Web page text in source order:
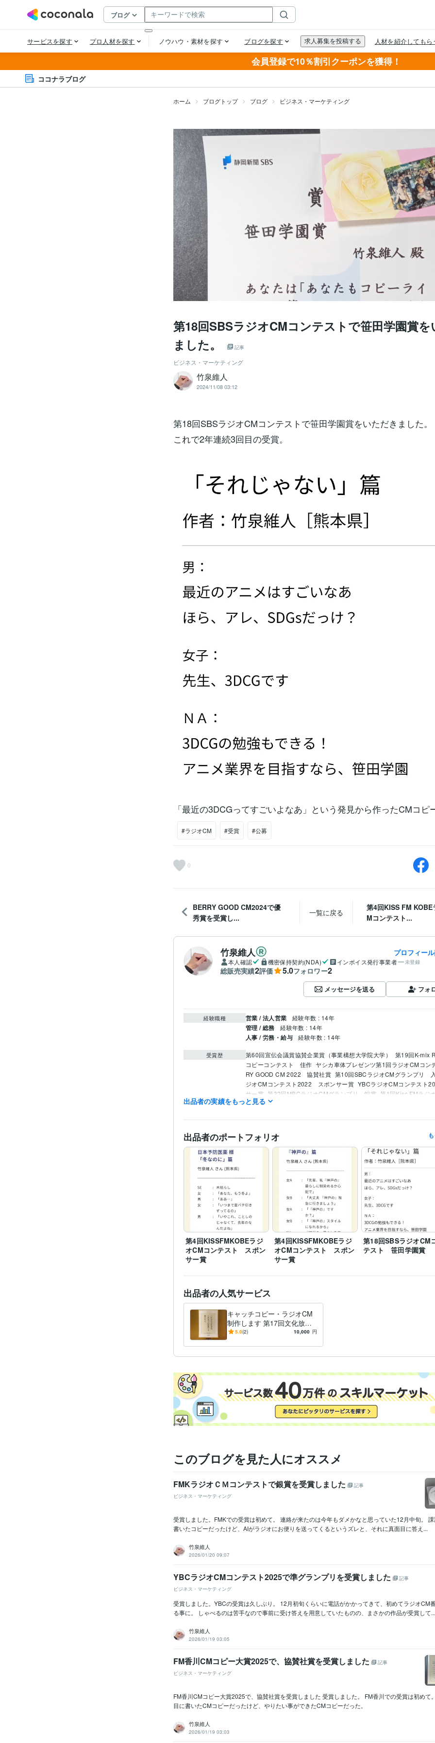
会員登録で10％割引クーポンを獲得！
ココナラブログ
ホーム ブログトップ ブログ ビジネス・マーケティング
第18回SBSラジオCMコンテストで笹田学園賞を
ました。
記事
ビジネス・マーケティング
竹泉維人
2024/11/08 03:12
第18回SBSラジオCMコンテストで笹田学園賞をいただきました。
これで2年連続3回目の受賞。
「最近の3DCGってすごいよなあ」という発見から作ったCMコピ
#ラジオCM #受賞 #公募
0
BERRY GOOD CM2024で優
秀賞を受賞し...
一覧に戻る
第4回KISS FM KOBE
Mコンテスト...
竹泉維人 プロフィー
本人確認 機密保持契約(NDA) インボイス発行事業者 未登録
総販売実績2評価 5.0フォロワー2
メッセージを送る フォ
経験職種 営業 / 法人営業 経験年数 : 14年
管理 / 総務 経験年数 : 14年
人事 / 労務・給与 経験年数 : 14年
受賞歴 第60回宣伝会議賞協賛企業賞（事業構想大学院大学）
第19回K-mix
コピーコンテスト　佳作 ヤシカ車体プレゼンツ第1回ラジオCMコン
RY GOOD CM 2022　協賛社賞 第10回SBCラジオCMグランプリ　
ジオCMコンテスト2022　スポンサー賞 YBCラジオCMコンテスト
サー賞 第32回MBCラジオCMグランプリ　銅賞 第1回Kiss FMラジ
スト　スポンサー賞
ル　優秀賞 第6回大人の読書感想文コンクール　優秀賞・特別賞 指
コピー　優秀賞
7回ラジオCMコンテスト　優秀賞
20回K-mix RADIO CM コピーコンテスト　佳作 第12回SBCラジオ
リ　入選・協賛社賞
資格・検定 日商簿記検定1級 取得年 : 2017年
得意分野 ライティング・翻訳 広告コピー・ラジオCM
広告
学習指導・資格・キャリア相談 読書感想文
読書 添削 校正
学歴 熊本大学 2006年3月 ~ 2010年2月
出品者の実績をもっと見る
出品者のポートフォリオ
第4回KISSFMKOBEラジ
オCMコンテスト スポン
サー賞
第4回KISSFMKOBEラジ
オCMコンテスト スポン
サー賞
第18回SBSラジオCM
テスト 笹田学園賞
出品者の人気サービス
キャッチコピー・ラジオCM
制作します 第17回文化放送
ラジオCMコンテスト等受賞
5.0(2) 10,000 円
このブログを見た人にオススメ
FMKラジオＣＭコンテストで銀賞を受賞しました
記事
ビジネス・マーケティング
受賞しました。FMKでの受賞は初めて。 連絡が来たのは今年もダメかなと思っていた12月中旬。
書いたコピーだったけど、AIがラジオにお便りを送ってくるというズレと、それに真面目に答え...
竹泉維人
2026/01/20 09:07
YBCラジオCMコンテスト2025で準グランプリを受賞しました
記事
ビジネス・マーケティング
受賞しました。YBCの受賞は久しぶり。 12月初旬くらいに電話がかかってきて、初めてラジオCM
る事に。 しゃべるのは苦手なので事前に受け答えを用意していたものの、まさかの作品が受賞して...
竹泉維人
2026/01/19 03:05
FM香川CMコピー大賞2025で、協賛社賞を受賞しました
記事
ビジネス・マーケティング
FM香川CMコピー大賞2025で、協賛社賞を受賞しました 受賞しました。 FM香川での受賞は初めて
目に書いたCMコピーだったけど、やりたい事ができたCMコピーだった。
竹泉維人
2026/01/19 03:03